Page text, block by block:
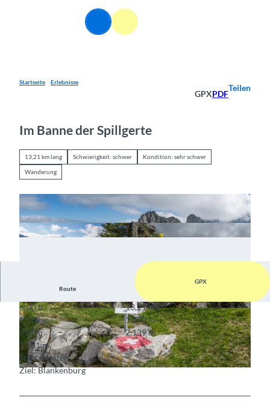
Suche Menü
Startseite Erlebnisse
GPXPDF
Teilen
Im Banne der Spillgerte
13,21 km lang Schwierigkeit: schwer Kondition: sehr schwer
Wanderung
© Berner Wanderwege
© Berner Wanderwege © Berner Wanderwege
Route
GPX
6:00 h
13,21 km
1.180 m
1.250 m
958 m
2.139 m
1.181 m
Start: Matten
Ziel: Blankenburg